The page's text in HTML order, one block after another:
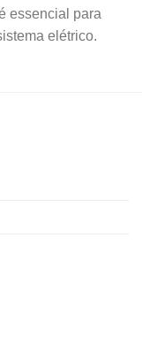
essencial para
elétrico.